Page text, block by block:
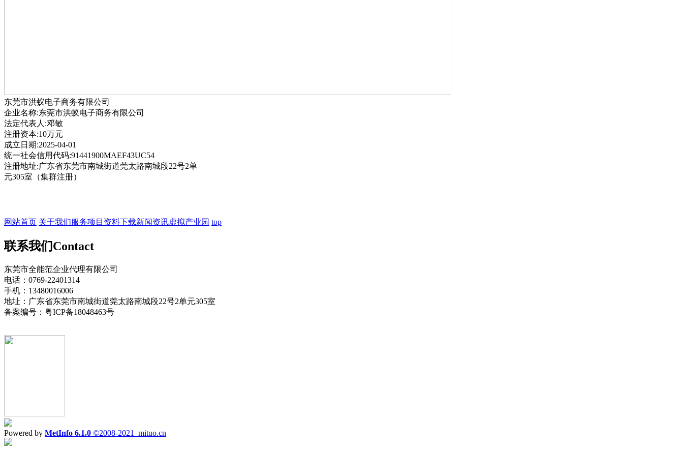
东莞市洪蚁电子商务有限公司
企业名称:东莞市洪蚁电子商务有限公司
法定代表人:邓敏
注册资本:10万元
成立日期:2025-04-01
统一社会信用代码:91441900MAEF43UC54
注册地址:广东省东莞市南城街道莞太路南城段22号2单
元305室（集群注册）
网站首页 关于我们服务项目 资料下载新闻资讯虚拟产业园 top
联系我们Contact
东莞市全能范企业代理有限公司
电话：0769-22401314
手机：13480016006
地址：广东省东莞市南城街道莞太路南城段22号2单元305室
备案编号：粤ICP备18048463号
Powered by MetInfo 6.1.0 ©2008-2021 mituo.cn